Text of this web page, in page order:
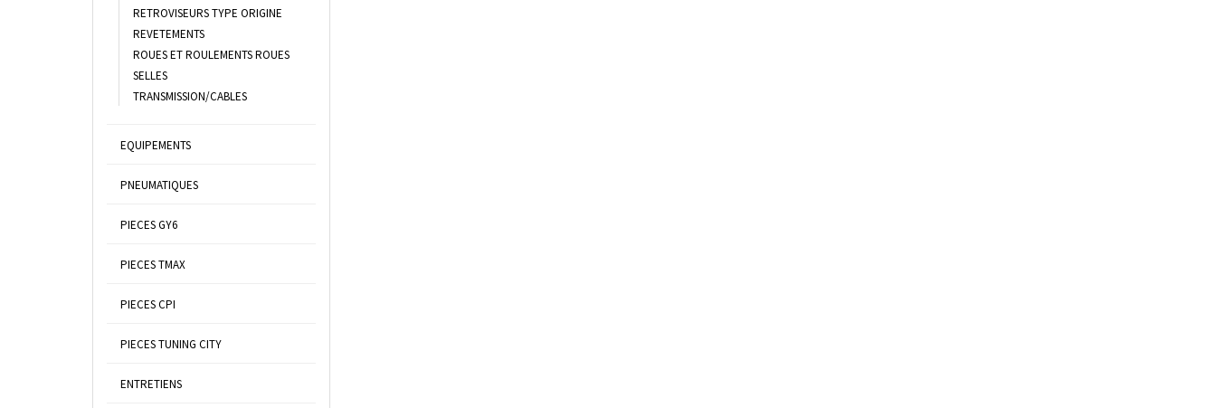
RETROVISEURS TYPE ORIGINE
REVETEMENTS
ROUES ET ROULEMENTS ROUES
SELLES
TRANSMISSION/CABLES
EQUIPEMENTS
PNEUMATIQUES
PIECES GY6
PIECES TMAX
PIECES CPI
PIECES TUNING CITY
ENTRETIENS